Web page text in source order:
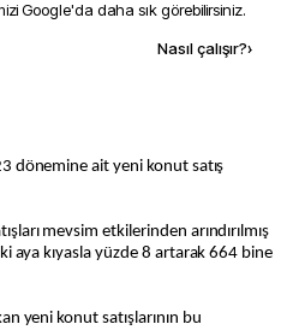
Google'da daha sık görebilirsiniz.
Nasıl çalışır?›
dönemine ait yeni konut satış
mevsim etkilerinden arındırılmış
aya kıyasla yüzde 8 artarak 664 bine
yeni konut satışlarının bu